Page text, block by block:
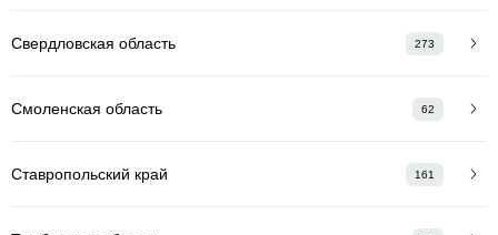
Свердловская область 273
Смоленская область 62
Ставропольский край 161